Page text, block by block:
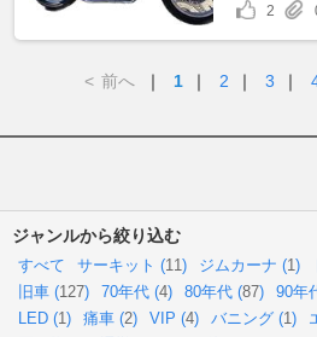
2
< 前へ ｜ 1 ｜ 2 ｜ 3 ｜
ジャンルから絞り込む
すべて サーキット (11) ジムカーナ (1)
旧車 (127) 70年代 (4) 80年代 (87) 90年
LED (1) 痛車 (2) VIP (4) バニング (1)